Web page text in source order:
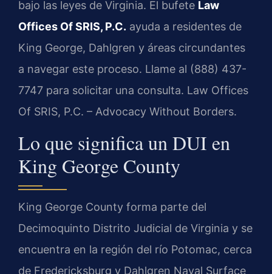
bajo las leyes de Virginia. El bufete Law
Offices Of SRIS, P.C. ayuda a residentes de
King George, Dahlgren y áreas circundantes
a navegar este proceso. Llame al (888) 437-
7747 para solicitar una consulta. Law Offices
Of SRIS, P.C. – Advocacy Without Borders.
Lo que significa un DUI en
King George County
King George County forma parte del
Decimoquinto Distrito Judicial de Virginia y se
encuentra en la región del río Potomac, cerca
de Fredericksburg y Dahlgren Naval Surface